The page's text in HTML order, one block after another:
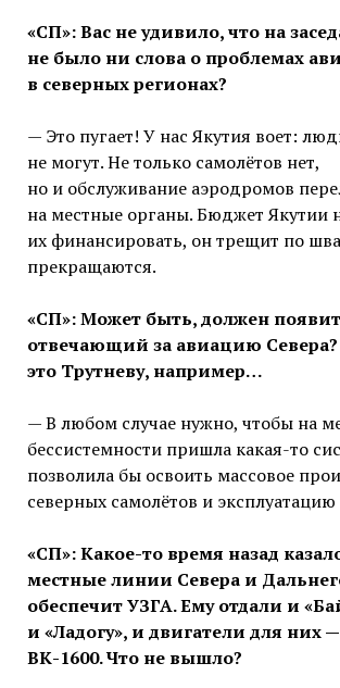
«СП»: Вас не удивило, что на
не было ни слова о проблемах
в северных регионах?
— Это пугает! У нас Якутия воет:
не могут. Не только самолётов нет,
но и обслуживание аэродромов
на местные органы. Бюджет Якутии
их финансировать, он трещит по
прекращаются.
«СП»: Может быть, должен
отвечающий за авиацию
это Трутневу, например…
— В любом случае нужно, чтобы на
бессистемности пришла какая-то
позволила бы освоить массовое
северных самолётов и
«СП»: Какое-то время назад
местные линии Севера и
обеспечит УЗГА. Ему отдали и
и «Ладогу», и двигатели для них
ВК-1600. Что не вышло?